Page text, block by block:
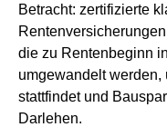
Betracht: zertifizierte
die zu Rentenbeginn
umgewandelt
stattfindet und
Darlehen.